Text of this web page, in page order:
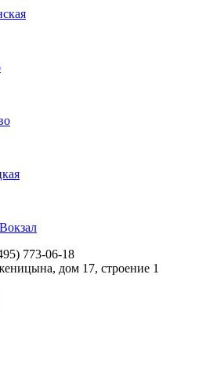
773-06-18
дом 17, строение 1